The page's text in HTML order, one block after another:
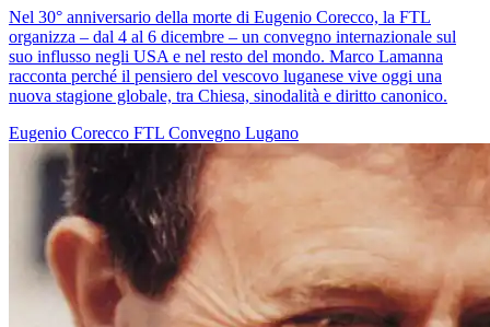
Nel 30° anniversario della morte di Eugenio Corecco, la FTL
organizza – dal 4 al 6 dicembre – un convegno internazionale sul
suo influsso negli USA e nel resto del mondo. Marco Lamanna
racconta perché il pensiero del vescovo luganese vive oggi una
nuova stagione globale, tra Chiesa, sinodalità e diritto canonico.
Eugenio Corecco FTL Convegno Lugano